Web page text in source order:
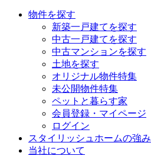
物件を探す
新築一戸建てを探す
中古一戸建てを探す
中古マンションを探す
土地を探す
オリジナル物件特集
未公開物件特集
ペットと暮らす家
会員登録・マイページ
ログイン
スタイリッシュホームの強み
当社について